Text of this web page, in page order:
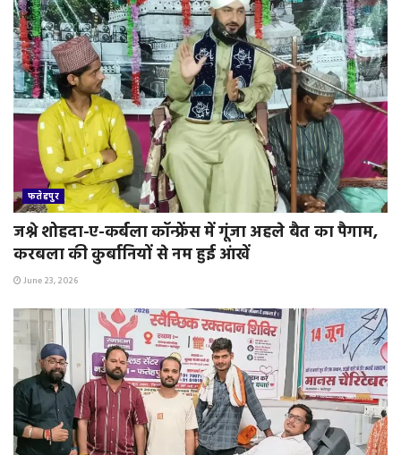
फतेहपुर
जश्ने शोहदा-ए-कर्बला कॉन्फ्रेंस में गूंजा अहले बैत का पैगाम,
करबला की कुर्बानियों से नम हुई आंखें
June 23, 2026